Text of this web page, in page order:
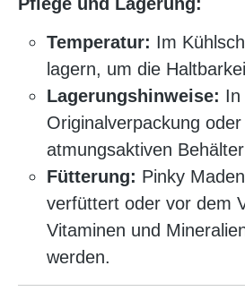
Pflege und Lagerung:
Temperatur: Im
lagern, um die
Lagerungshinweise: In
Originalverpackung
atmungsaktiven
Fütterung: Pinky
verfüttert oder vor dem
Vitaminen und
werden.